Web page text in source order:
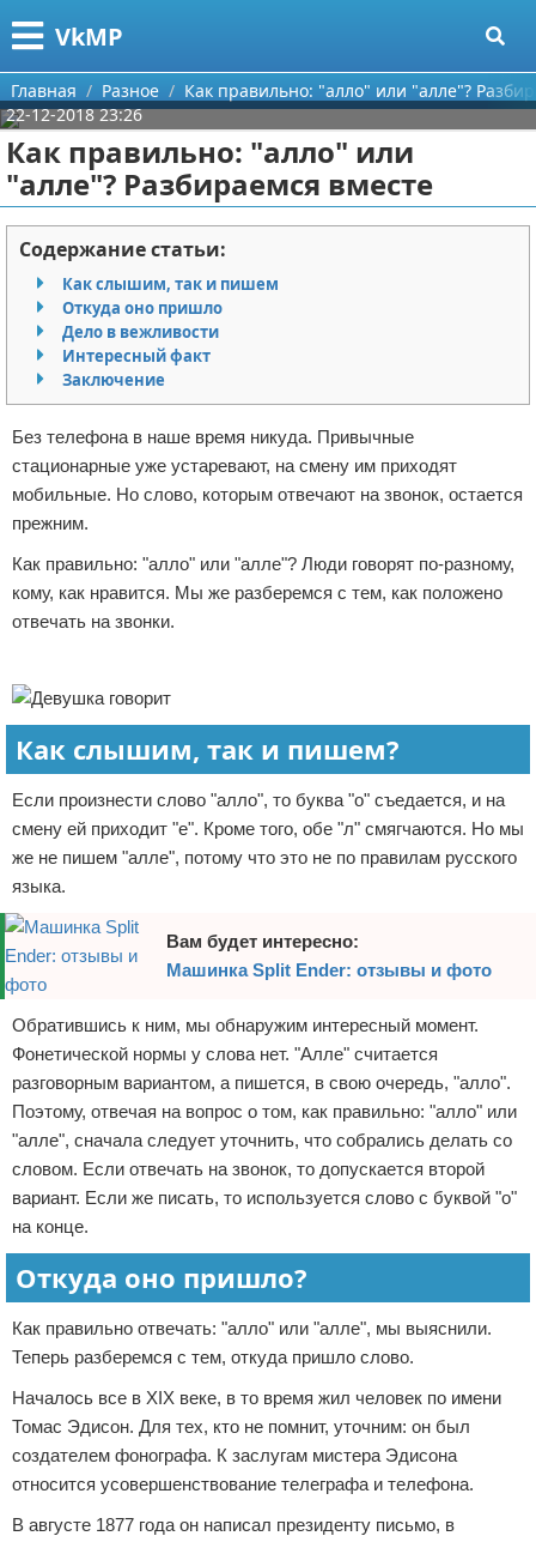
VkMP
Меню
Главная
Категории
Сельское хозяйство
Разное
Идеи бизнеса
Для руководителя
Промышленность
Международный бизнес
Продажи
Начало бизнеса
Обзоры услуг
Деловое общение
Поиск
О проекте
Контакты
Сотрудничество
Размещение рекламы
Для правообладателей
Условия предоставления информации
Отказ от ответственности
Главная Разное
Как правильно: "алло" или "алле"?
22-12-2018 23:26
Как правильно: "алло" или
"алле"? Разбираемся вместе
Содержание статьи:
Как слышим, так и пишем
Откуда оно пришло
Дело в вежливости
Интересный факт
Заключение
Без телефона в наше время никуда. Привычные
стационарные уже устаревают, на смену им приходят
мобильные. Но слово, которым отвечают на звонок, остается
прежним.
Как правильно: "алло" или "алле"? Люди говорят по-разному,
кому, как нравится. Мы же разберемся с тем, как положено
отвечать на звонки.
Как слышим, так и пишем?
Если произнести слово "алло", то буква "о" съедается, и на
смену ей приходит "е". Кроме того, обе "л" смягчаются. Но мы
же не пишем "алле", потому что это не по правилам русского
языка.
Вам будет интересно:
Машинка Split Ender: отзывы и фото
Обратившись к ним, мы обнаружим интересный момент.
Фонетической нормы у слова нет. "Алле" считается
разговорным вариантом, а пишется, в свою очередь, "алло".
Поэтому, отвечая на вопрос о том, как правильно: "алло" или
"алле", сначала следует уточнить, что собрались делать со
словом. Если отвечать на звонок, то допускается второй
вариант. Если же писать, то используется слово с буквой "о"
на конце.
Откуда оно пришло?
Как правильно отвечать: "алло" или "алле", мы выяснили.
Теперь разберемся с тем, откуда пришло слово.
Началось все в XIX веке, в то время жил человек по имени
Томас Эдисон. Для тех, кто не помнит, уточним: он был
создателем фонографа. К заслугам мистера Эдисона
относится усовершенствование телеграфа и телефона.
В августе 1877 года он написал президенту письмо, в